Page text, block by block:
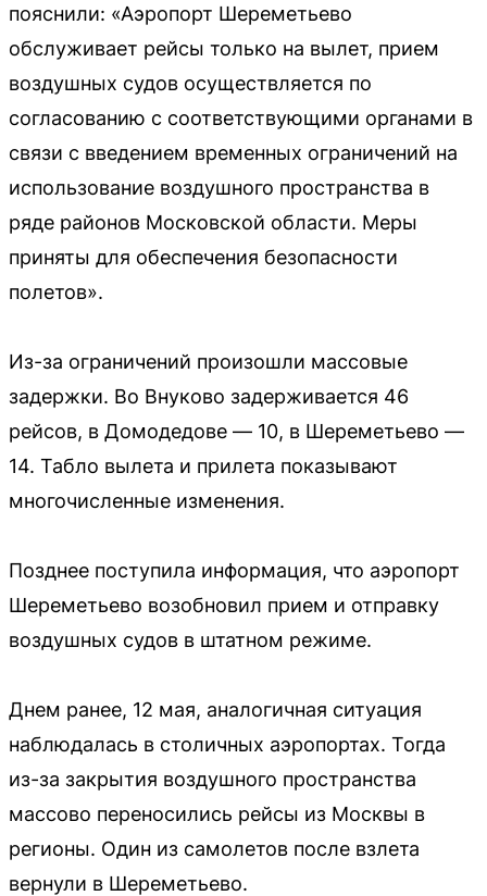
пояснили: «Аэропорт Шереметьево
обслуживает рейсы только на вылет, прием
воздушных судов осуществляется по
согласованию с соответствующими органами в
связи с введением временных ограничений на
использование воздушного пространства в
ряде районов Московской области. Меры
приняты для обеспечения безопасности
полетов».
Из-за ограничений произошли массовые
задержки. Во Внуково задерживается 46
рейсов, в Домодедове — 10, в Шереметьево —
14. Табло вылета и прилета показывают
многочисленные изменения.
Позднее поступила информация, что аэропорт
Шереметьево возобновил прием и отправку
воздушных судов в штатном режиме.
Днем ранее, 12 мая, аналогичная ситуация
наблюдалась в столичных аэропортах. Тогда
из-за закрытия воздушного пространства
массово переносились рейсы из Москвы в
регионы. Один из самолетов после взлета
вернули в Шереметьево.